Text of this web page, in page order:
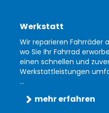
Werkstatt
Wir reparieren Fahrräder
wo Sie Ihr Fahrrad
einen schnellen und
Werkstattleistungen
...
mehr erfahren